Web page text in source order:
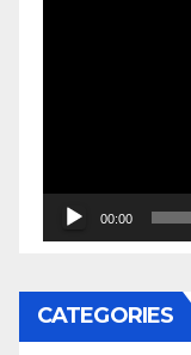
00:00
CATEGORIES